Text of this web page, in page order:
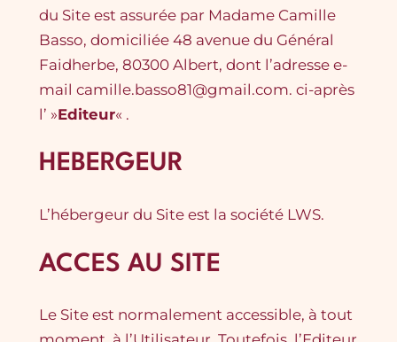
du Site est assurée par Madame Camille
Basso, domiciliée 48 avenue du Général
Faidherbe, 80300 Albert, dont l’adresse e-
mail camille.basso81@gmail.com. ci-après
l’ »Editeur« .
HEBERGEUR
L’hébergeur du Site est la société LWS.
ACCES AU SITE
Le Site est normalement accessible, à tout